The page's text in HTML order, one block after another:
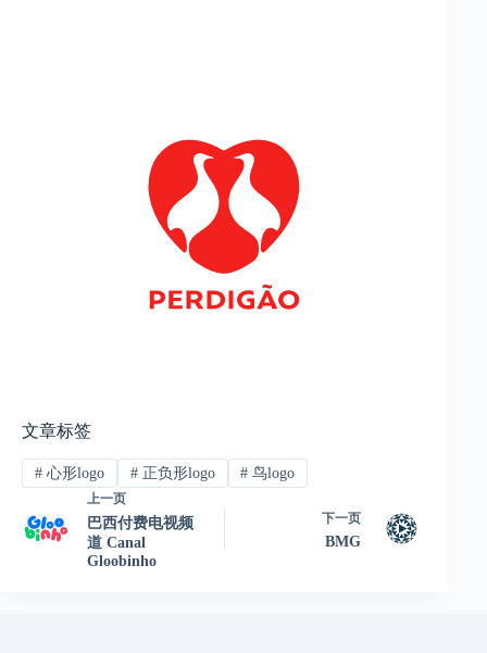
文章标签
#心形logo #正负形logo # 鸟logo
上一页
巴西付费电视频
道 Canal
Gloobinho
下一页
BMG